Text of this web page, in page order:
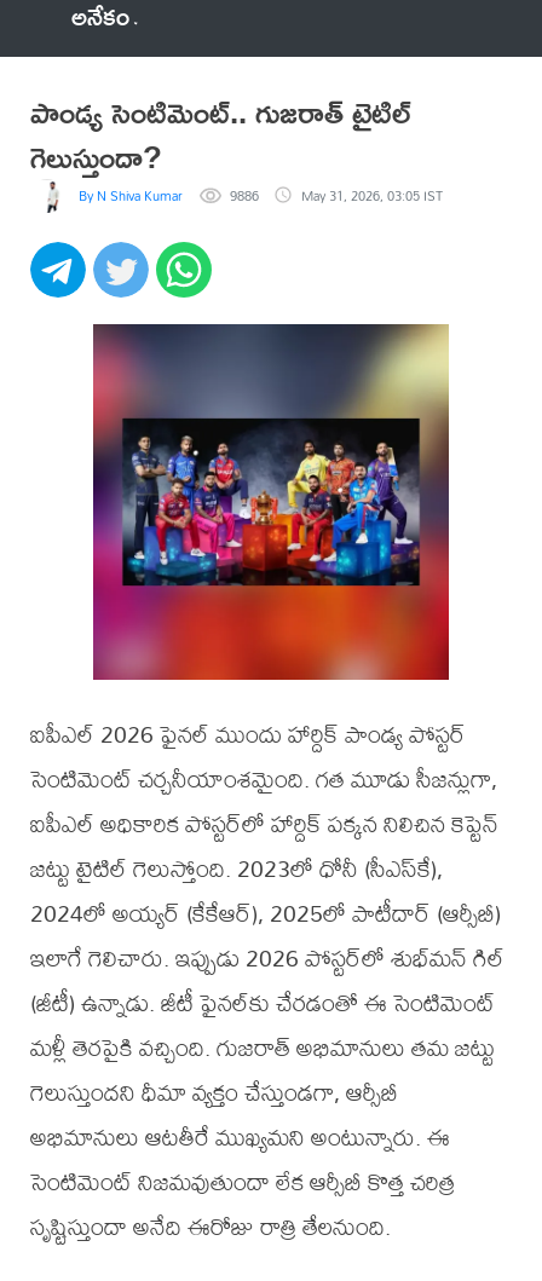
అనేకం
పాండ్య సెంటిమెంట్.. గుజరాత్ టైటిల్
గెలుస్తుందా?
By N Shiva Kumar 9886 May 31, 2026, 03:05 IST
ఐపీఎల్ 2026 ఫైనల్ ముందు హార్దిక్ పాండ్య పోస్టర్
సెంటిమెంట్ చర్చనీయాంశమైంది. గత మూడు సీజన్లుగా,
ఐపీఎల్ అధికారిక పోస్టర్‌లో హార్దిక్ పక్కన నిలిచిన కెప్టెన్
జట్టు టైటిల్ గెలుస్తోంది. 2023లో ధోనీ (సీఎస్‌కే),
2024లో అయ్యర్ (కేకేఆర్), 2025లో పాటీదార్ (ఆర్సీబీ)
ఇలాగే గెలిచారు. ఇప్పుడు 2026 పోస్టర్‌లో శుభ్‌మన్ గిల్
(జీటీ) ఉన్నాడు. జీటీ ఫైనల్‌కు చేరడంతో ఈ సెంటిమెంట్
మళ్లీ తెరపైకి వచ్చింది. గుజరాత్ అభిమానులు తమ జట్టు
గెలుస్తుందని ధీమా వ్యక్తం చేస్తుండగా, ఆర్సీబీ
అభిమానులు ఆటతీరే ముఖ్యమని అంటున్నారు. ఈ
సెంటిమెంట్ నిజమవుతుందా లేక ఆర్సీబీ కొత్త చరిత్ర
సృష్టిస్తుందా అనేది ఈరోజు రాత్రి తేలనుంది.